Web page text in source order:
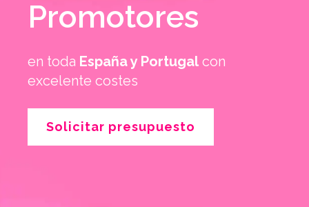
Promotores
en toda España y Portugal con
excelente costes
Solicitar presupuesto